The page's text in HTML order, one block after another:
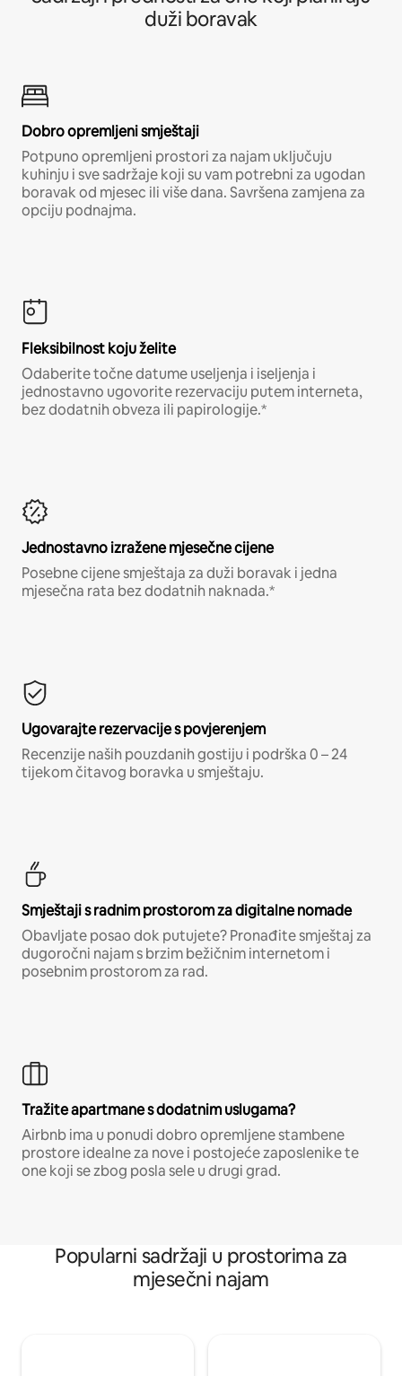
duži boravak
Dobro opremljeni smještaji
Potpuno opremljeni prostori za najam uključuju
kuhinju i sve sadržaje koji su vam potrebni za ugodan
boravak od mjesec ili više dana. Savršena zamjena za
opciju podnajma.
Fleksibilnost koju želite
Odaberite točne datume useljenja i iseljenja i
jednostavno ugovorite rezervaciju putem interneta,
bez dodatnih obveza ili papirologije.*
Jednostavno izražene mjesečne cijene
Posebne cijene smještaja za duži boravak i jedna
mjesečna rata bez dodatnih naknada.*
Ugovarajte rezervacije s povjerenjem
Recenzije naših pouzdanih gostiju i podrška 0 – 24
tijekom čitavog boravka u smještaju.
Smještaji s radnim prostorom za digitalne nomade
Obavljate posao dok putujete? Pronađite smještaj za
dugoročni najam s brzim bežičnim internetom i
posebnim prostorom za rad.
Tražite apartmane s dodatnim uslugama?
Airbnb ima u ponudi dobro opremljene stambene
prostore idealne za nove i postojeće zaposlenike te
one koji se zbog posla sele u drugi grad.
Popularni sadržaji u prostorima za
mjesečni najam